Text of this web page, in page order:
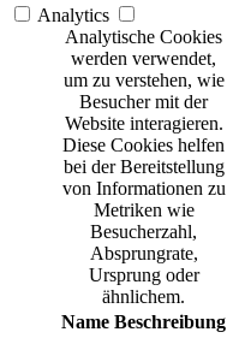
Analytics
Analytische Cookies
werden verwendet,
um zu verstehen, wie
Besucher mit der
Website interagieren.
Diese Cookies helfen
bei der Bereitstellung
von Informationen zu
Metriken wie
Besucherzahl,
Absprungrate,
Ursprung oder
ähnlichem.
Name Beschreibung